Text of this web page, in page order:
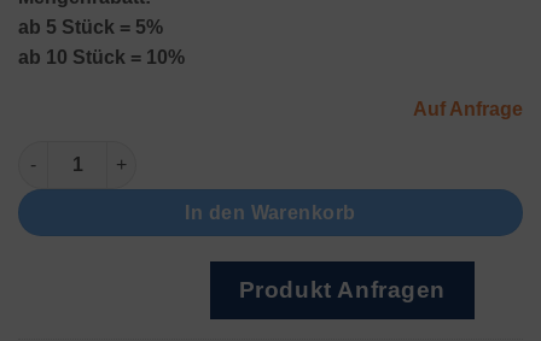
ab 5 Stück = 5%
ab 10 Stück = 10%
Auf Anfrage
Ø 0.70mm Menge
In den Warenkorb
Produkt Anfragen